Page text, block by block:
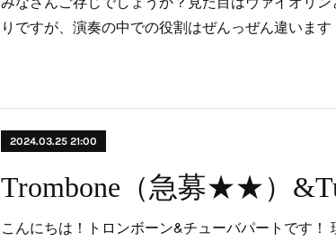
りですが、演奏の中での役割はぜんっぜん違いま
2024.03.25 21:00
こんにちは！トロンボーン&チューバパートです！